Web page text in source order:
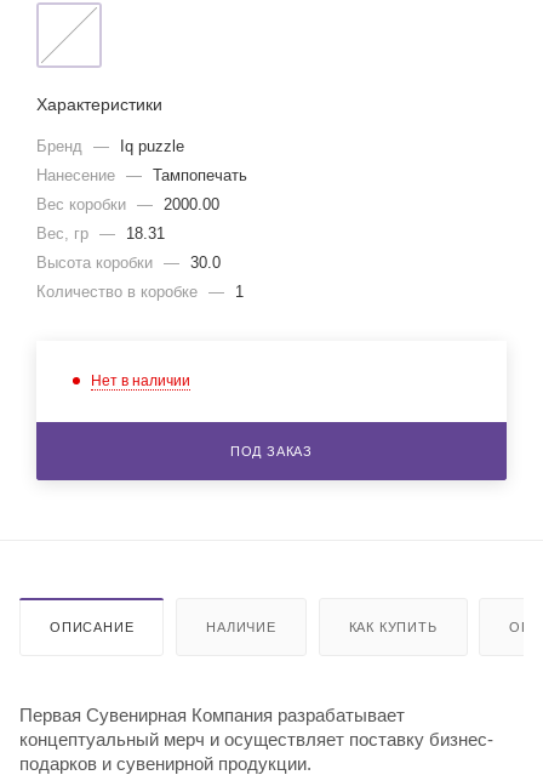
Характеристики
Бренд —
Iq puzzle
Нанесение — Тампопечать
Вес коробки — 2000.00
Вес, гр —
18.31
Высота коробки — 30.0
Количество в коробке — 1
Нет в наличии
ПОД ЗАКАЗ
ОПИСАНИЕ НАЛИЧИЕ КАК КУПИТЬ
Первая Сувенирная Компания разрабатывает
концептуальный мерч и осуществляет поставку бизнес-
подарков и сувенирной продукции.